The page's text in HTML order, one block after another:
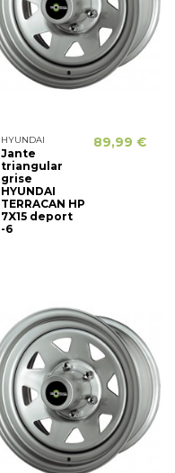
HYUNDAI
Jante
triangular
grise
HYUNDAI
TERRACAN HP
7X15 deport
-6
89,99 €